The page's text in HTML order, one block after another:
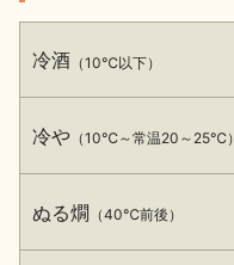
冷酒 （10℃以下）
冷や （10℃～常温20～25℃）
ぬる燗 （40℃前後）